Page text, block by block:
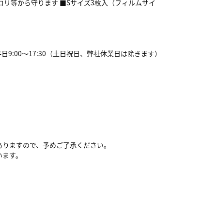
等から守ります ■Sサイズ3枚入（フィルムサイ
9:00～17:30（土日祝日、弊社休業日は除きます）
ますので、予めご了承ください。
す。